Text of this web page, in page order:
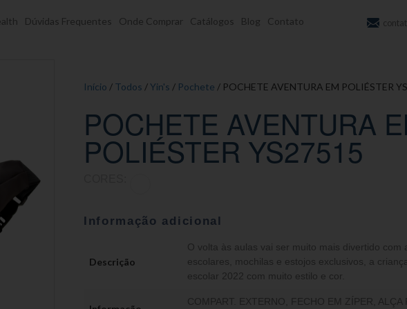
Dúvidas Frequentes Onde Comprar Catálogos Blog Contato
Início / Todos /Yin's / Pochete / POCHETE AVENTURA EM POLIÉSTER
POCHETE AVENTURA
POLIÉSTER YS27515
Informação adicional
Descrição
O volta às aulas vai ser muito mais divertido com
escolares, mochilas e estojos exclusivos, a
escolar 2022 com muito estilo e cor.
COMPART. EXTERNO, FECHO EM ZÍPER, ALÇA